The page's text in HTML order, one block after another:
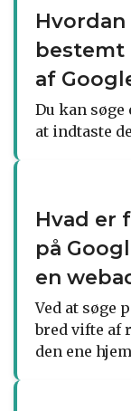
bestemt
af
Du kan søge
at indtaste
Hvad er
på
en
Ved at søge
bred vifte af
den ene